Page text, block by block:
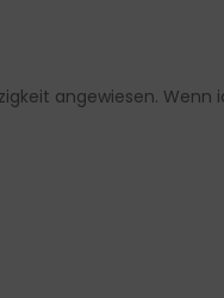
angewiesen.